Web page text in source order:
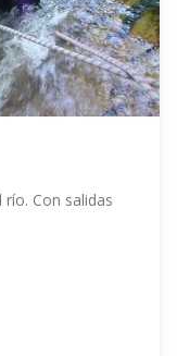
Con salidas